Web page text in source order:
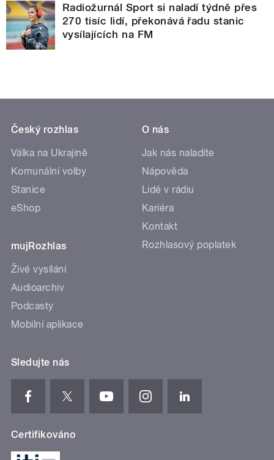
Radiožurnál Sport si naladí týdně přes
270 tisíc lidí, překonává řadu stanic
vysílajících na FM
Český rozhlas
Válka na Ukrajině
Komunální volby
Stanice
eShop
mujRozhlas
Živé vysílání
Audioarchiv
Podcasty
Mobilní aplikace
O nás
Jak nás naladíte
Nápověda
Lidé v rádiu
Kariéra
Kontakt
Rozhlasový poplatek
Sledujte nás
Certifikováno